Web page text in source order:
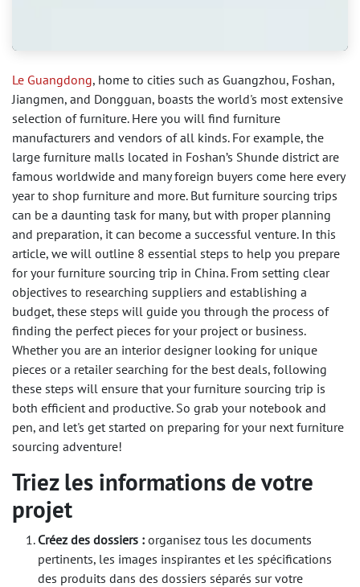
Le Guangdong, home to cities such as Guangzhou, Foshan,
Jiangmen, and Dongguan, boasts the world's most extensive
selection of furniture. Here you will find furniture
manufacturers and vendors of all kinds. For example, the
large furniture malls located in Foshan’s Shunde district are
famous worldwide and many foreign buyers come here every
year to shop furniture and more. But furniture sourcing trips
can be a daunting task for many, but with proper planning
and preparation, it can become a successful venture. In this
article, we will outline 8 essential steps to help you prepare
for your furniture sourcing trip in China. From setting clear
objectives to researching suppliers and establishing a
budget, these steps will guide you through the process of
finding the perfect pieces for your project or business.
Whether you are an interior designer looking for unique
pieces or a retailer searching for the best deals, following
these steps will ensure that your furniture sourcing trip is
both efficient and productive. So grab your notebook and
pen, and let's get started on preparing for your next furniture
sourcing adventure!
Triez les informations de votre
projet
Créez des dossiers : organisez tous les documents
pertinents, les images inspirantes et les spécifications
des produits dans des dossiers séparés sur votre